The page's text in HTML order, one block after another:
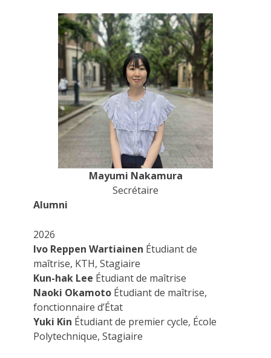
Mayumi Nakamura
Secrétaire
Alumni
2026
Ivo Reppen Wartiainen Étudiant de
maîtrise, KTH, Stagiaire
Kun-hak Lee Étudiant de maîtrise
Naoki Okamoto Étudiant de maîtrise,
fonctionnaire d’État
Yuki Kin Étudiant de premier cycle, École
Polytechnique, Stagiaire